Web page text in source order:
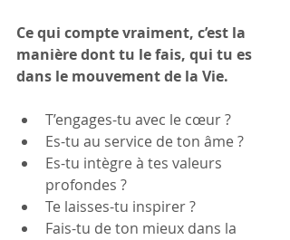
Ce qui compte vraiment, c’est la
manière dont tu le fais, qui tu es
dans le mouvement de la Vie.
T’engages-tu avec le cœur ?
Es-tu au service de ton âme ?
Es-tu intègre à tes valeurs
profondes ?
Te laisses-tu inspirer ?
Fais-tu de ton mieux dans la